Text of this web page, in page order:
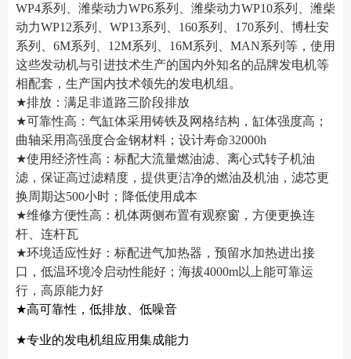
WP4系列、潍柴动力WP6系列、潍柴动力WP10系列、潍柴
动力WP12系列、WP13系列、160系列、170系列、博杜安
系列、6M系列、12M系列、16M系列、MAN系列等，使用
这些发动机与引进技术生产的国内外知名的品牌发电机等
相配套，生产国内技术领先的发电机组。
★排放：满足非道路三阶段排放
★可靠性高：气缸体采用铸铁及网格结构，缸体强度高；
曲轴采用高强度合金钢材料；设计寿命32000h
★使用经济性高：标配大流量燃油滤、离心式转子机油
滤，保证高过滤精度，提供更洁净的燃油及机油，滤芯更
换周期达500小时；降低使用成本
★维修方便性高：机体两侧布置有观察窗，方便更换连
杆、连杆瓦
★环境适应性好：标配进气加热器，预留水加热进出接
口，低温环境冷启动性能好；海拔4000m以上能可靠运
行，高原能力好
★高可靠性，低排放、低噪音
★专业的发电机组应用集成能力